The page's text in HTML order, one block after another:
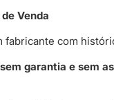
Venda
fabricante com
sem garantia e sem